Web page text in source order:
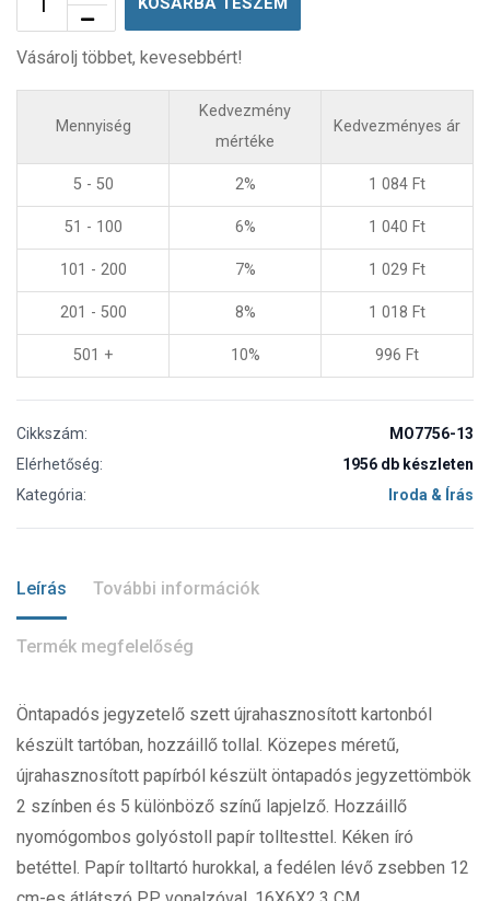
Vásárolj többet, kevesebbért!
Mennyiség
Kedvezmény
mértéke
Kedvezményes ár
5 - 50 2% 1 084 Ft
51 - 100 6% 1 040 Ft
101 - 200 7% 1 029 Ft
201 - 500 8% 1 018 Ft
501 + 10% 996 Ft
Cikkszám:
MO7756-13
Elérhetőség:
1956 db készleten
Kategória:
Iroda & Írás
Leírás További információk
Termék megfelelőség
Öntapadós jegyzetelő szett újrahasznosított kartonból
készült tartóban, hozzáillő tollal. Közepes méretű,
újrahasznosított papírból készült öntapadós jegyzettömbök
2 színben és 5 különböző színű lapjelző. Hozzáillő
nyomógombos golyóstoll papír tolltesttel. Kéken író
betéttel. Papír tolltartó hurokkal, a fedélen lévő zsebben 12